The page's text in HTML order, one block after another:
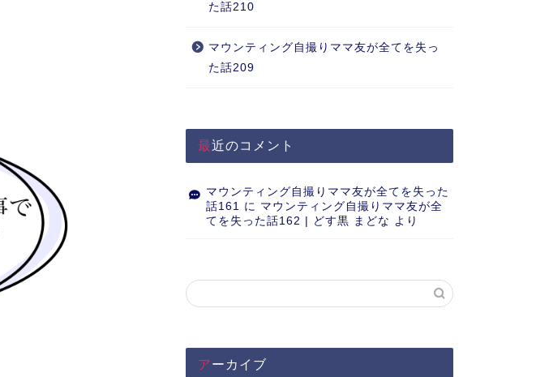
た話210
マウンティング自撮りママ友が全てを失っ
た話209
最近のコメント
マウンティング自撮りママ友が全てを失った
話161 に マウンティング自撮りママ友が全
てを失った話162 | どす黒 まどな より
アーカイブ